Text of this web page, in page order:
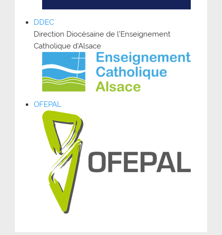
DDEC
Direction Diocésaine de l’Enseignement
Catholique d’Alsace
OFEPAL